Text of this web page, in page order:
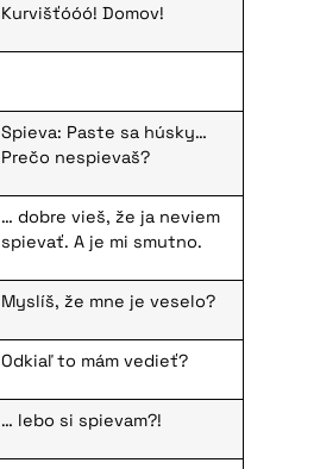
Kurvišťóóó! Domov!
Spieva: Paste sa húsky…
Prečo nespievaš?
… dobre vieš, že ja neviem
spievať. A je mi smutno.
Myslíš, že mne je veselo?
Odkiaľ to mám vedieť?
… lebo si spievam?!